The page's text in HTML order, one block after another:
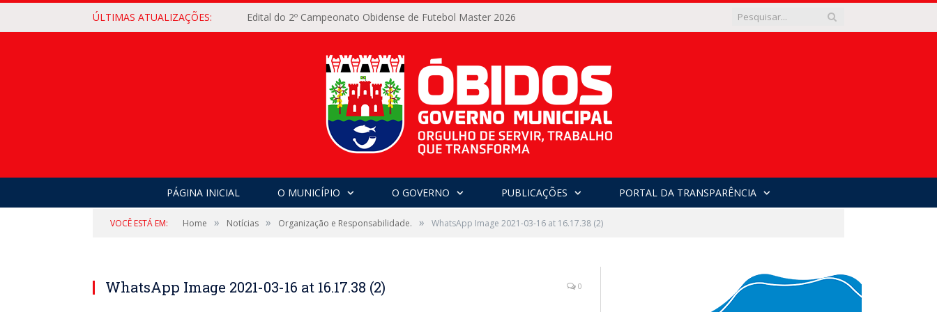
ÚLTIMAS ATUALIZAÇÕES: Edital do 2º Campeonato Obidense de Futebol Master 2026
PÁGINA INICIAL O MUNICÍPIO O GOVERNO PUBLICAÇÕES PORTAL DA TRANSPARÊNCIA
VOCÊ ESTÁ EM: Home » Notícias » Organização e Responsabilidade. » WhatsApp Image 2021-03-16 at 16.17.38 (2)
WhatsApp Image 2021-03-16 at 16.17.38 (2) 0